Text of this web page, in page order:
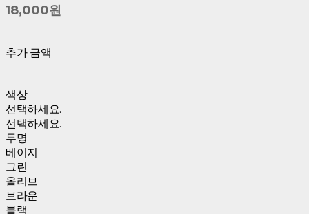
18,000원
추가 금액
색상
선택하세요.
선택하세요.
투명
베이지
그린
올리브
브라운
블랙